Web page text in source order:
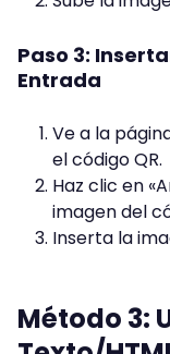
Paso 3:
Entrada
Ve a la
el código QR.
Haz clic en
imagen del
Inserta la
Método 3: